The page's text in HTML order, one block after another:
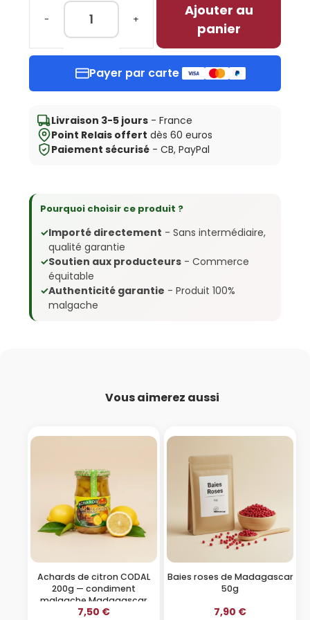
Carry
Madagascar
—
épices
30g
Ajouter au
panier
Payer par carte
Livraison 3-5 jours - France
Point Relais offert dès 60 euros
Paiement sécurisé - CB, PayPal
Pourquoi choisir ce produit ?
✓Importé directement - Sans intermédiaire,
qualité garantie
✓Soutien aux producteurs - Commerce
équitable
✓Authenticité garantie - Produit 100%
malgache
Vous aimerez aussi
Achards de citron CODAL
200g — condiment
malgache Madagascar
7,50 €
Baies roses de Madagascar
50g
7,90 €